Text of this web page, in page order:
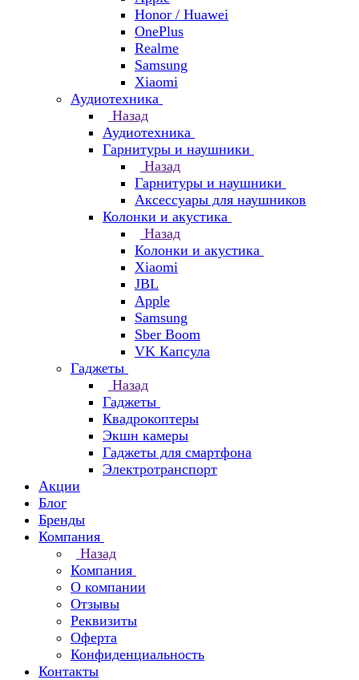
Honor / Huawei
OnePlus
Realme
Samsung
Xiaomi
Аудиотехника
Назад
Аудиотехника
Гарнитуры и наушники
Назад
Гарнитуры и наушники
Аксессуары для наушников
Колонки и акустика
Назад
Колонки и акустика
Xiaomi
JBL
Apple
Samsung
Sber Boom
VK Капсула
Гаджеты
Назад
Гаджеты
Квадрокоптеры
Экшн камеры
Гаджеты для смартфона
Электротранспорт
Акции
Блог
Бренды
Компания
Назад
Компания
О компании
Отзывы
Реквизиты
Оферта
Конфиденциальность
Контакты